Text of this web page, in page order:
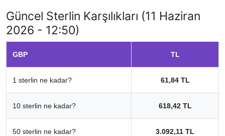
Güncel Sterlin Karşılıkları (11 Haziran
2026 - 12:50)
GBP TL
1 sterlin ne kadar? 61,84 TL
10 sterlin ne kadar? 618,42 TL
50 sterlin ne kadar? 3.092,11 TL